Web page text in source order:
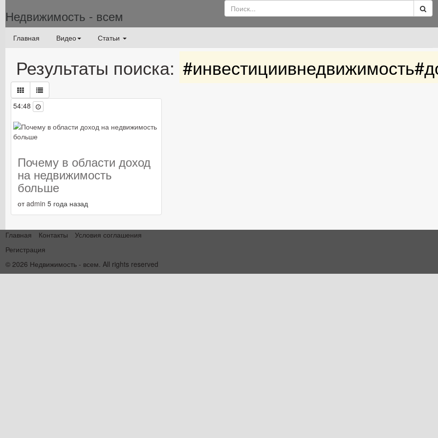
Недвижимость - всем
Главная Видео Статьи
Результаты поиска:
54:48
Почему в области доход
на недвижимость
больше
отadmin 5 года назад
Главная Контакты
Условия соглашения
Регистрация
© 2026 Недвижимость - всем. All rights reserved